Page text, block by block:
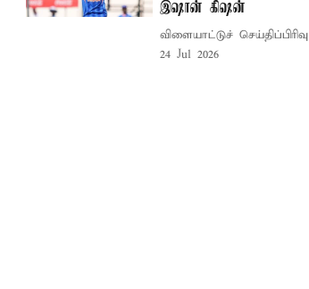
இஷான் கிஷன்
விளையாட்டுச் செய்திப்பிரிவு
24 Jul 2026